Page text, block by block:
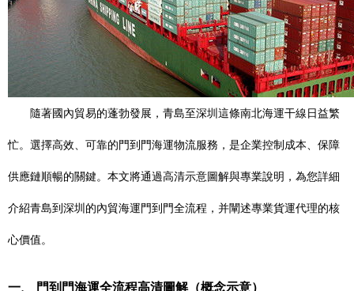
隨著國內貿易的蓬勃發展，青島至深圳這條南北海運干線日益繁
忙。選擇高效、可靠的門到門海運物流服務，是企業控制成本、保障
供應鏈順暢的關鍵。本文將通過高清示意圖解與專業說明，為您詳細
介紹青島到深圳的內貿海運門到門全流程，并闡述專業貨運代理的核
心價值。
一、 門到門海運全流程高清圖解（概念示意）